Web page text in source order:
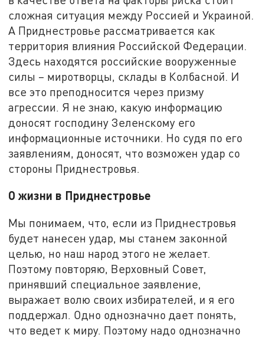
сложная ситуация между Россией и Украиной.
А Приднестровье рассматривается как
территория влияния Российской Федерации.
Здесь находятся российские вооруженные
силы – миротворцы, склады в Колбасной. И
все это преподносится через призму
агрессии. Я не знаю, какую информацию
доносят господину Зеленскому его
информационные источники. Но судя по его
заявлениям, доносят, что возможен удар со
стороны Приднестровья.
О жизни в Приднестровье
Мы понимаем, что, если из Приднестровья
будет нанесен удар, мы станем законной
целью, но наш народ этого не желает.
Поэтому повторяю, Верховный Совет,
принявший специальное заявление,
выражает волю своих избирателей, и я его
поддержал. Одно однозначно дает понять,
что ведет к миру. Поэтому надо однозначно